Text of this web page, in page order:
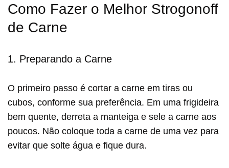
Como Fazer o Melhor Strogonoff
de Carne
1. Preparando a Carne
O primeiro passo é cortar a carne em tiras ou
cubos, conforme sua preferência. Em uma frigideira
bem quente, derreta a manteiga e sele a carne aos
poucos. Não coloque toda a carne de uma vez para
evitar que solte água e fique dura.